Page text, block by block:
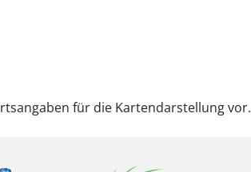
für die Kartendarstellung vor.